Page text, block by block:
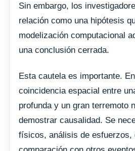
Sin embargo, los
relación como una hipótesis
modelización computacional
una conclusión cerrada.
Esta cautela es importante.
coincidencia espacial entre
profunda y un gran terremoto
demostrar causalidad. Se
físicos, análisis de